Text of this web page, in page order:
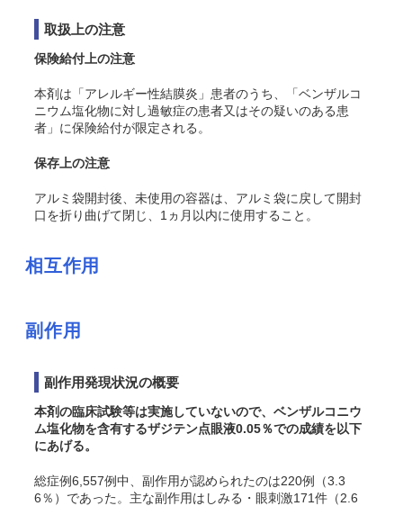
取扱上の注意
保険給付上の注意
本剤は「アレルギー性結膜炎」患者のうち、「ベンザルコ
ニウム塩化物に対し過敏症の患者又はその疑いのある患
者」に保険給付が限定される。
保存上の注意
アルミ袋開封後、未使用の容器は、アルミ袋に戻して開封
口を折り曲げて閉じ、1ヵ月以内に使用すること。
相互作用
副作用
副作用発現状況の概要
本剤の臨床試験等は実施していないので、ベンザルコニウ
ム塩化物を含有するザジテン点眼液0.05％での成績を以下
にあげる。
総症例6,557例中、副作用が認められたのは220例（3.3
6％）であった。主な副作用はしみる・眼刺激171件（2.6